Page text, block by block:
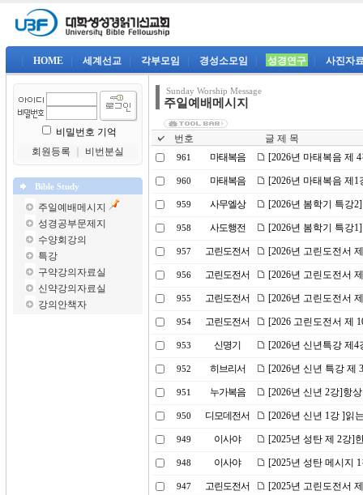
HOME 세계선교 각부모임 경성소모임 성경연구 사진자
비밀번호 기억
회원등록
비번분실
Bible Study
주일예배메시지
성경공부문제지
수양회강의
특강
구약강의자료실
신약강의자료실
강의안책자
Sunday Worship Message
주일예배메시지
번호 글 제 목
961 마태복음 [2026년 마태복음 제
960 마태복음 [2026년 마태복음 제
959 사무엘상 [2026년 봄학기 특강
958 사도행전 [2026년 봄학기 특강
957 고린도전서 [2026년 고린도전서
956 고린도전서 [2026년 고린도전서
955 고린도전서 [2026년 고린도전서
954 고린도전서 [2026 고린도전서 제
953 신명기 [2026년 신년특강 제
952 히브리서 [2026년 신년 특강 제
951 누가복음 [2026년 신년 2강]항
950 디모데전서 [2026년 신년 1강 ]읽
949 이사야 [2025년 성탄 제 2강]
948 이사야 [2025년 성탄 메시지
947 고린도전서 [2025년 고린도전서